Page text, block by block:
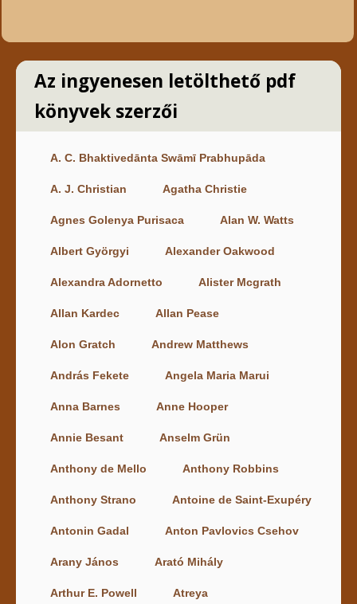
Az ingyenesen letölthető pdf
könyvek szerzői
A. C. Bhaktivedānta Swāmī Prabhupāda
A. J. Christian Agatha Christie
Agnes Golenya Purisaca Alan W. Watts
Albert Györgyi Alexander Oakwood
Alexandra Adornetto Alister Mcgrath
Allan Kardec Allan Pease
Alon Gratch Andrew Matthews
András Fekete Angela Maria Marui
Anna Barnes Anne Hooper
Annie Besant Anselm Grün
Anthony de Mello Anthony Robbins
Anthony Strano Antoine de Saint-Exupéry
Antonin Gadal Anton Pavlovics Csehov
Arany János Arató Mihály
Arthur E. Powell Atreya